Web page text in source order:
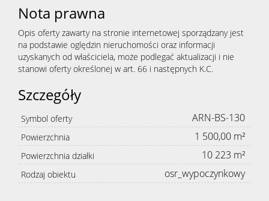
Nota prawna
Opis oferty zawarty na stronie internetowej sporządzany jest
na podstawie oględzin nieruchomości oraz informacji
uzyskanych od właściciela, może podlegać aktualizacji i nie
stanowi oferty określonej w art. 66 i następnych K.C.
Szczegóły
Symbol oferty ARN-BS-130
Powierzchnia 1 500,00 m²
Powierzchnia działki 10 223 m²
Rodzaj obiektu osr_wypoczynkowy